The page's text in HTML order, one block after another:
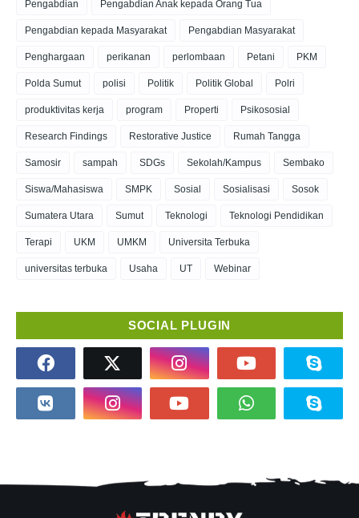
Pengabdian Pengabdian Anak kepada Orang Tua
Pengabdian kepada Masyarakat Pengabdian Masyarakat
Penghargaan perikanan perlombaan Petani PKM
Polda Sumut polisi Politik Politik Global Polri
produktivitas kerja program Properti Psikososial
Research Findings Restorative Justice Rumah Tangga
Samosir sampah SDGs Sekolah/Kampus Sembako
Siswa/Mahasiswa SMPK Sosial Sosialisasi Sosok
Sumatera Utara Sumut Teknologi Teknologi Pendidikan
Terapi UKM UMKM Universita Terbuka
universitas terbuka Usaha UT Webinar
SOCIAL PLUGIN